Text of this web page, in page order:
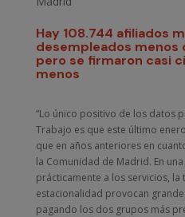
Hay 108.744 afiliados
desempleados menos
pero se firmaron casi
menos
“Lo único positivo de los datos
Trabajo es que este último
que en años anteriores en
la Comunidad de Madrid. En
prácticamente a los servicios,
estacionalidad provocan
pagando los dos grupos más